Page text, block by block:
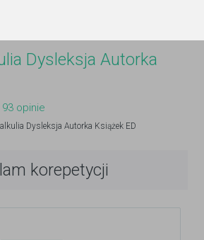
Dysleksja Autorka
93 opinie
Dysleksja Autorka Książek ED
korepetycji